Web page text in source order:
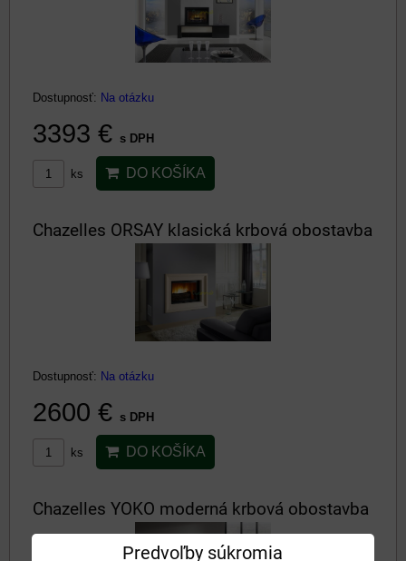
Dostupnosť: Na otázku
3393 € s DPH
ks DO KOŠÍKA
Chazelles ORSAY klasická krbová obostavba
Dostupnosť: Na otázku
2600 € s DPH
ks DO KOŠÍKA
Chazelles YOKO moderná krbová obostavba
Predvoľby súkromia